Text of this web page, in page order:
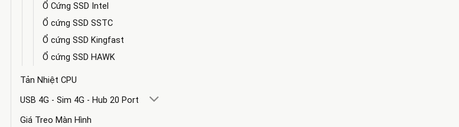
Ổ Cứng SSD Intel
Ổ cứng SSD SSTC
Ổ cứng SSD Kingfast
Ổ cứng SSD HAWK
Tản Nhiệt CPU
USB 4G - Sim 4G - Hub 20 Port
Giá Treo Màn Hình